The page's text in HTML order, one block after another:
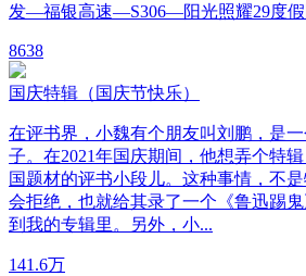
发—福银高速—S306—阳光照耀29度假
8638
国庆特辑（国庆节快乐）
在评书界，小魏有个朋友叫刘鹏，是
子。在2021年国庆期间，他想弄个特
国题材的评书小段儿。这种事情，不
会拒绝，也就给其录了一个《鲁迅踢
到我的专辑里。另外，小...
141.6万